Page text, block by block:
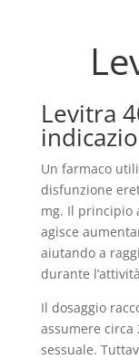
Levitra
Un farmaco
disfunzione
mg. Il principio
agisce
aiutando a
durante
Il dosaggio
assumere circa
sessuale.